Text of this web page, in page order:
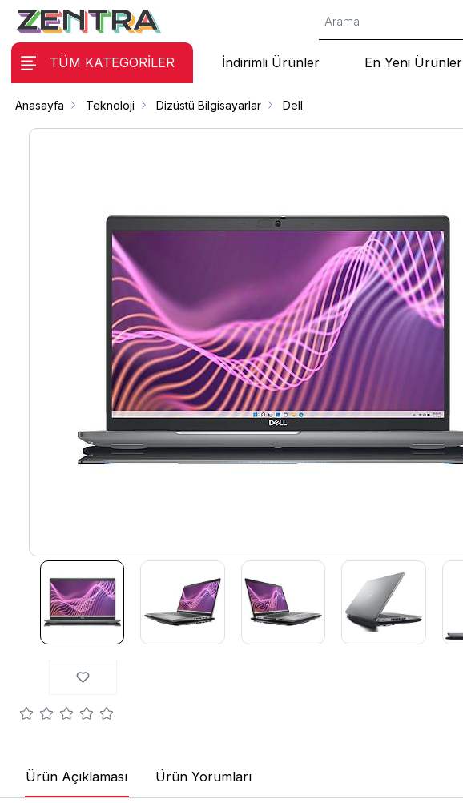
TÜM KATEGORİLER İndirimli Ürünler En Yeni Ürünler
Anasayfa Teknoloji Dizüstü Bilgisayarlar Dell
Ürün Açıklaması Ürün Yorumları